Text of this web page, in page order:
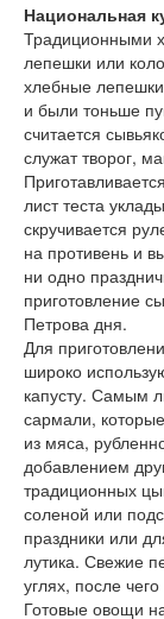
Национальная
Традиционными
лепешки или
хлебные
и были тоньше
считается
служат творог,
лист теста
скручивается
на противень и
ни одно
приготовление
Петрова дня.
Для
широко
капусту. Самым
сармали,
из мяса,
добавлением
традиционных
соленой или
праздники или
лутика. Свежие
углях, после
Готовые овощи